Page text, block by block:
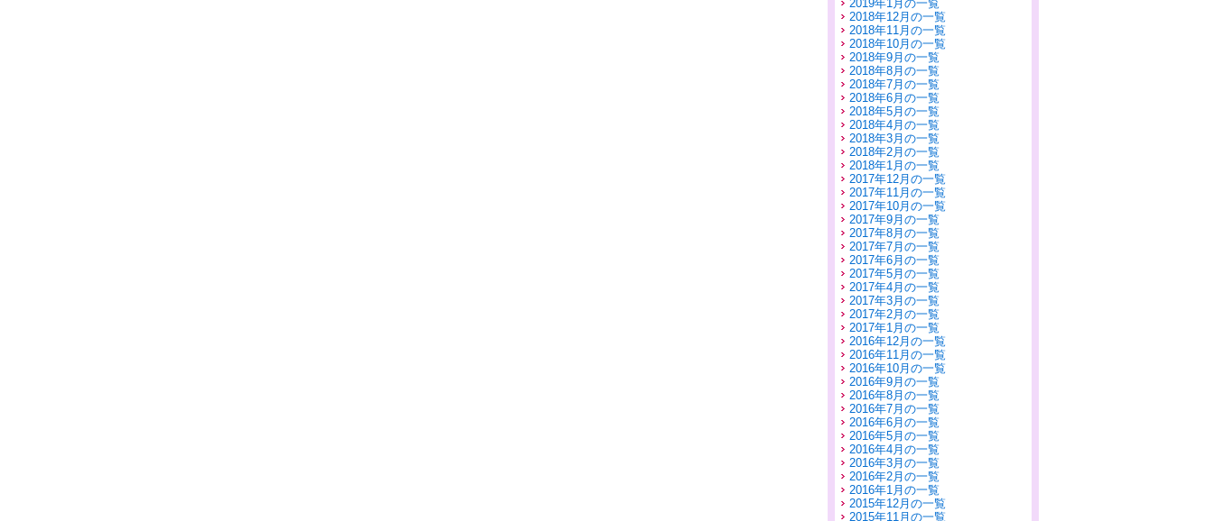
2019年1月の一覧
2018年12月の一覧
2018年11月の一覧
2018年10月の一覧
2018年9月の一覧
2018年8月の一覧
2018年7月の一覧
2018年6月の一覧
2018年5月の一覧
2018年4月の一覧
2018年3月の一覧
2018年2月の一覧
2018年1月の一覧
2017年12月の一覧
2017年11月の一覧
2017年10月の一覧
2017年9月の一覧
2017年8月の一覧
2017年7月の一覧
2017年6月の一覧
2017年5月の一覧
2017年4月の一覧
2017年3月の一覧
2017年2月の一覧
2017年1月の一覧
2016年12月の一覧
2016年11月の一覧
2016年10月の一覧
2016年9月の一覧
2016年8月の一覧
2016年7月の一覧
2016年6月の一覧
2016年5月の一覧
2016年4月の一覧
2016年3月の一覧
2016年2月の一覧
2016年1月の一覧
2015年12月の一覧
2015年11月の一覧